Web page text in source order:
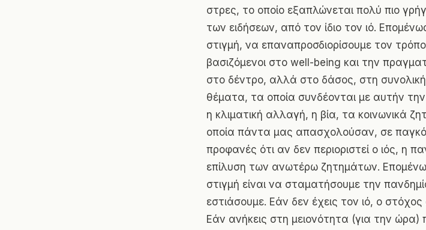
στρες, το οποίο εξαπλώνεται πολύ πιο
των ειδήσεων, από τον ίδιο τον ιό.
στιγμή, να επαναπροσδιορίσουμε τον
βασιζόμενοι στο well-being και την
στο δέντρο, αλλά στο δάσος, στη
θέματα, τα οποία συνδέονται με αυτήν
η κλιματική αλλαγή, η βία, τα κοινωνικά
οποία πάντα μας απασχολούσαν, σε
προφανές ότι αν δεν περιοριστεί ο ιός, η
επίλυση των ανωτέρω ζητημάτων.
στιγμή είναι να σταματήσουμε την
εστιάσουμε. Εάν δεν έχεις τον ιό, ο
Εάν ανήκεις στη μειονότητα (για την ώρα)